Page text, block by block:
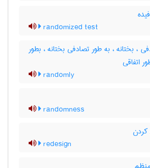
randomized test
، بختانه ، به طور تصادفی بختانه ، بطور
اتفاقی
randomly
randomness
کردن
redesign